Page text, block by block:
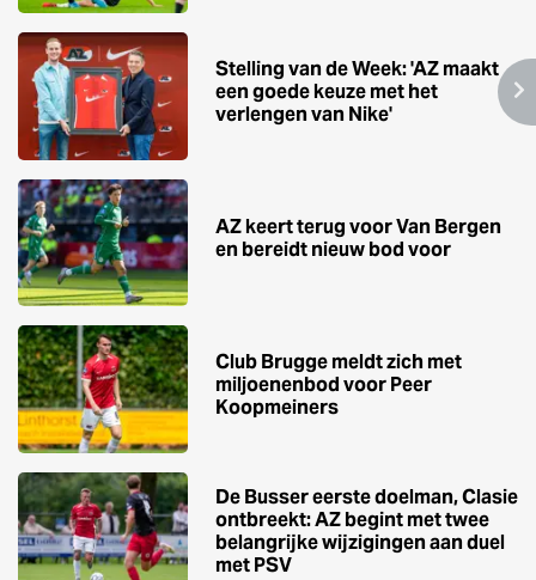
Stelling van de Week: 'AZ maakt
een goede keuze met het
verlengen van Nike'
AZ keert terug voor Van Bergen
en bereidt nieuw bod voor
Club Brugge meldt zich met
miljoenenbod voor Peer
Koopmeiners
De Busser eerste doelman, Clasie
ontbreekt: AZ begint met twee
belangrijke wijzigingen aan duel
met PSV